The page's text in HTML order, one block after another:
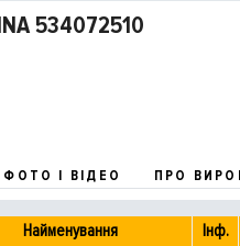
534072510
ФОТО І ВІДЕО ПРО
Найменування Інф.